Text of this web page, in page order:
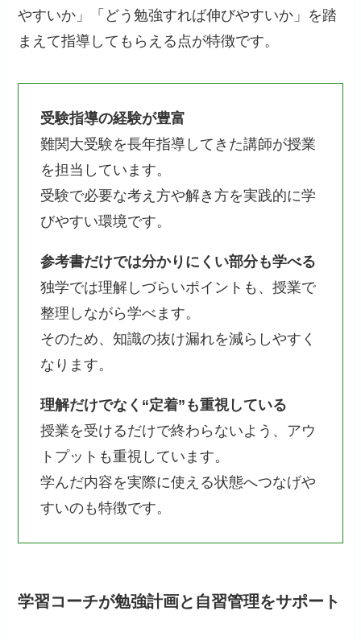
やすいか」「どう勉強すれば伸びやすいか」を踏
まえて指導してもらえる点が特徴です。
受験指導の経験が豊富
難関大受験を長年指導してきた講師が授業
を担当しています。
受験で必要な考え方や解き方を実践的に学
びやすい環境です。
参考書だけでは分かりにくい部分も学べる
独学では理解しづらいポイントも、授業で
整理しながら学べます。
そのため、知識の抜け漏れを減らしやすく
なります。
理解だけでなく“定着”も重視している
授業を受けるだけで終わらないよう、アウ
トプットも重視しています。
学んだ内容を実際に使える状態へつなげや
すいのも特徴です。
学習コーチが勉強計画と自習管理をサポート